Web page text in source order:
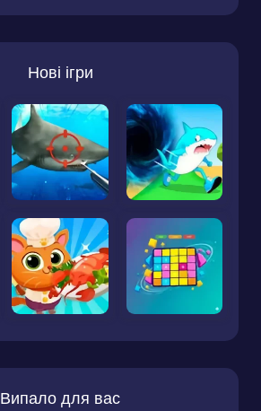
Нові ігри
Випало для вас